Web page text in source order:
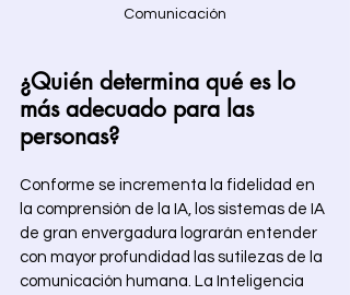
Comunicación
¿Quién determina qué es lo
más adecuado para las
personas?
Conforme se incrementa la fidelidad en
la comprensión de la IA, los sistemas de IA
de gran envergadura lograrán entender
con mayor profundidad las sutilezas de la
comunicación humana. La Inteligencia